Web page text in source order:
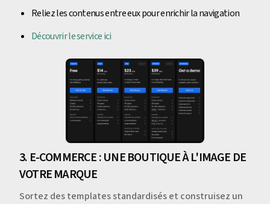
Reliez les contenus entre eux pour enrichir la navigation
Découvrir le service ici
3. E-COMMERCE : UNE BOUTIQUE À L'IMAGE DE
VOTRE MARQUE
Sortez des templates standardisés et construisez un